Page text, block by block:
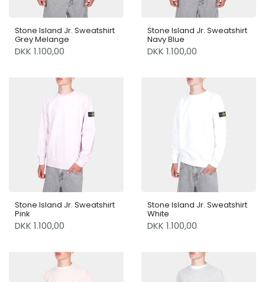
Stone Island Jr. Sweatshirt
Grey Melange
DKK 1.100,00
Stone Island Jr. Sweatshirt
Navy Blue
DKK 1.100,00
Stone Island Jr. Sweatshirt
Pink
DKK 1.100,00
Stone Island Jr. Sweatshirt
White
DKK 1.100,00